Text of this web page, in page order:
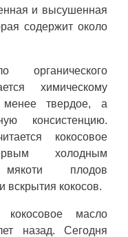
и высушенная
содержит около
химическому
твердое, а
консистенцию.
кокосовое
холодным
плодов
вскрытия кокосов.
масло
назад. Сегодня